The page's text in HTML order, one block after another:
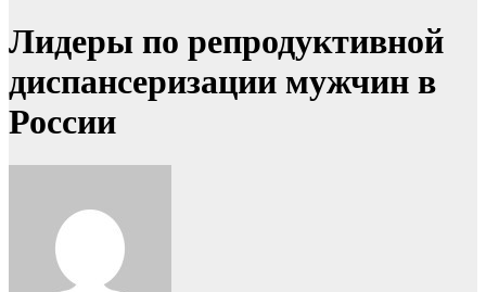
Лидеры по репродуктивной
диспансеризации мужчин в
России